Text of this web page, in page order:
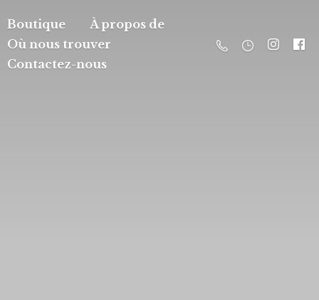
Boutique
À propos de
Où nous trouver
Contactez-nous